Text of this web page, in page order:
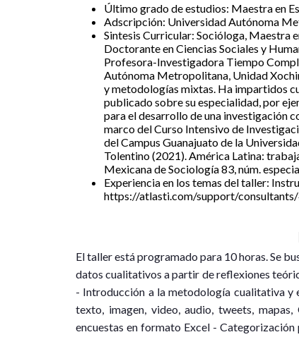
Último grado de estudios: Maestra en
Adscripción: Universidad Autónoma
Sintesis Curricular: Socióloga, Maestra
Doctorante en Ciencias Sociales y
Profesora-Investigadora Tiempo
Autónoma Metropolitana, Unidad
y metodologías mixtas. Ha impartidos
publicado sobre su especialidad, por
para el desarrollo de una investigación
marco del Curso Intensivo de
del Campus Guanajuato de la
Tolentino (2021). América Latina:
Mexicana de Sociología 83, núm.
Experiencia en los temas del taller:
https://atlasti.com/support/
El taller está programado para 10 horas. Se
datos cualitativos a partir de reflexiones
- Introducción a la metodología cualitativa
texto, imagen, video, audio, tweets,
encuestas en formato Excel -